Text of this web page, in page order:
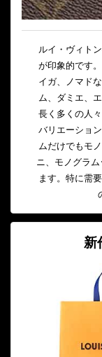
ルイ・ヴィト
が印象的です
イガ、ノマド
ム、ダミエ、
長く多くの人
バリエーショ
ムだけでもモ
ニ、モノグラ
ます。特に需
新